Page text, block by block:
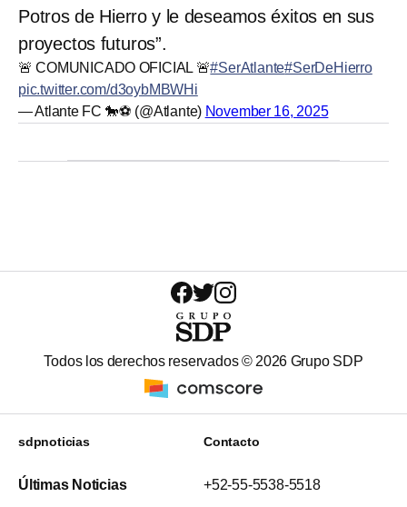
Potros de Hierro y le deseamos éxitos en sus
proyectos futuros”.
🚨 COMUNICADO OFICIAL 🚨#SerAtlante#SerDeHierro
pic.twitter.com/d3oybMBWHi
— Atlante FC 🐎⚽️ (@Atlante) November 16, 2025
Todos los derechos reservados © 2026 Grupo SDP
sdpnoticias
Últimas Noticias
Contacto
+52-55-5538-5518